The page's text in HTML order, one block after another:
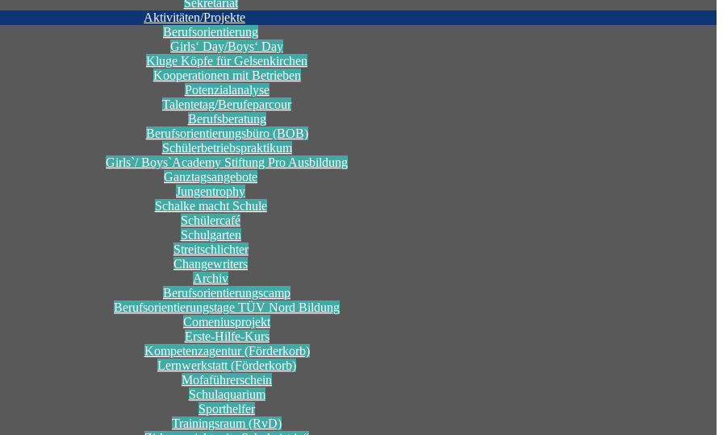
Aktivitäten/Projekte
Berufsorientierung
Girls‘ Day/Boys‘ Day
Kluge Köpfe für Gelsenkirchen
Kooperationen mit Betrieben
Potenzialanalyse
Talentetag/Berufeparcour
Berufsberatung
Berufsorientierungsbüro (BOB)
Schülerbetriebspraktikum
Girls`/ Boys`Academy Stiftung Pro Ausbildung
Ganztagsangebote
Jungentrophy
Schalke macht Schule
Schülercafé
Schulgarten
Streitschlichter
Changewriters
Archiv
Berufsorientierungscamp
Berufsorientierungstage TÜV Nord Bildung
Comeniusprojekt
Erste-Hilfe-Kurs
Kompetenzagentur (Förderkorb)
Lernwerkstatt (Förderkorb)
Mofaführerschein
Schulaquarium
Sporthelfer
Trainingsraum (RvD)